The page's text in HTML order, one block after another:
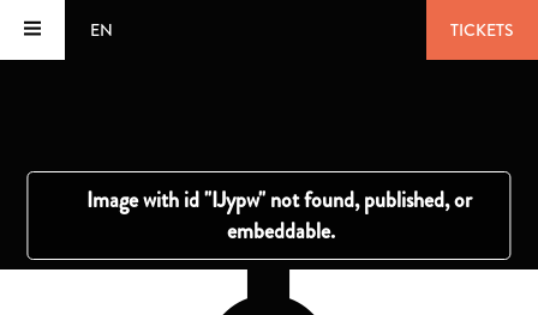
EN TICKETS